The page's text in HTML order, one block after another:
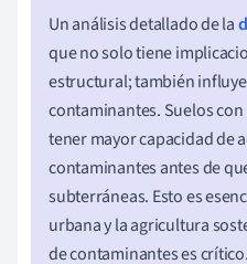
Un análisis detallado de la
que no solo tiene
estructural; también
contaminantes. Suelos
tener mayor capacidad de
contaminantes antes de
subterráneas. Esto es
urbana y la agricultura
de contaminantes es crítico.